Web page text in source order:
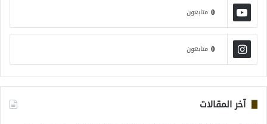
0 متابعون
0 متابعون
آخر المقالات